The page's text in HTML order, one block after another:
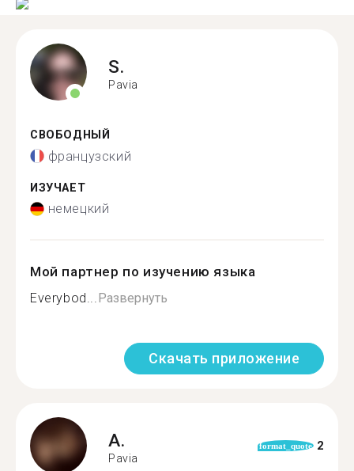
S.
Pavia
СВОБОДНЫЙ
французский
ИЗУЧАЕТ
немецкий
Мой партнер по изучению языка
Everybod...Развернуть
Скачать приложение
A.
Pavia
format_quote 2